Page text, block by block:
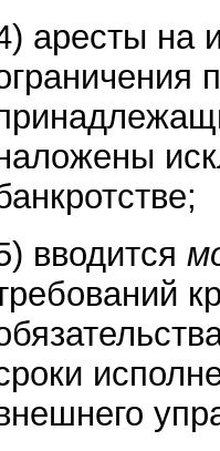
аресты на
вводится